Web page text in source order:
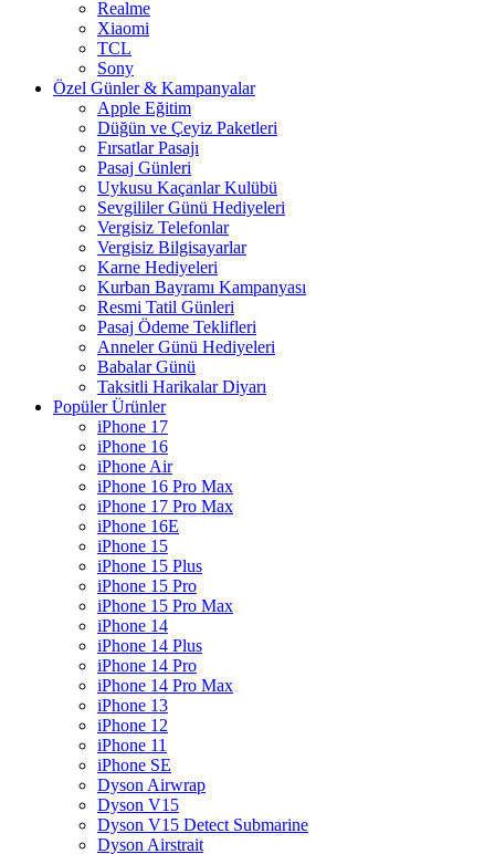
Realme
Xiaomi
TCL
Sony
Özel Günler & Kampanyalar
Apple Eğitim
Düğün ve Çeyiz Paketleri
Fırsatlar Pasajı
Pasaj Günleri
Uykusu Kaçanlar Kulübü
Sevgililer Günü Hediyeleri
Vergisiz Telefonlar
Vergisiz Bilgisayarlar
Karne Hediyeleri
Kurban Bayramı Kampanyası
Resmi Tatil Günleri
Pasaj Ödeme Teklifleri
Anneler Günü Hediyeleri
Babalar Günü
Taksitli Harikalar Diyarı
Popüler Ürünler
iPhone 17
iPhone 16
iPhone Air
iPhone 16 Pro Max
iPhone 17 Pro Max
iPhone 16E
iPhone 15
iPhone 15 Plus
iPhone 15 Pro
iPhone 15 Pro Max
iPhone 14
iPhone 14 Plus
iPhone 14 Pro
iPhone 14 Pro Max
iPhone 13
iPhone 12
iPhone 11
iPhone SE
Dyson Airwrap
Dyson V15
Dyson V15 Detect Submarine
Dyson Airstrait